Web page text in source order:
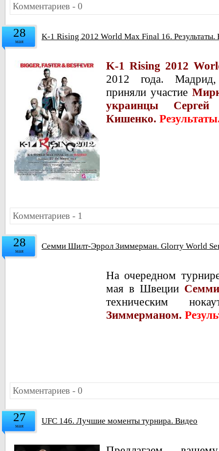
Комментариев - 0
28
мая K-1 Rising 2012 World Max Final 16. Результаты.
K-1 Rising 2012
2012 года.
приняли участие
украинцы
Кишенко.
Комментариев - 1
28
мая Семми Шилт-Эррол Зиммерман. Glorry World
На очередном
мая в Швеции
техническим
Зиммерманом.
Комментариев - 0
27
мая UFC 146. Лучшие моменты турнира. Видео